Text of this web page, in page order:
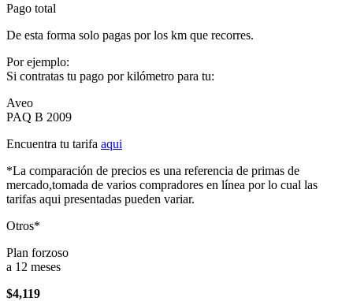
Pago total
De esta forma solo pagas por los km que recorres.
Por ejemplo:
Si contratas tu pago por kilómetro para tu:
Aveo
PAQ B 2009
Encuentra tu tarifa aqui
*La comparación de precios es una referencia de primas de
mercado,tomada de varios compradores en línea por lo cual las
tarifas aqui presentadas pueden variar.
Otros*
Plan forzoso
a 12 meses
$4,119